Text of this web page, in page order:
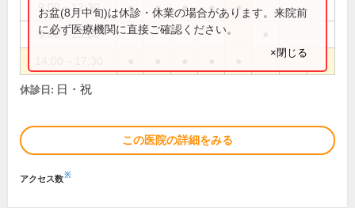
9:00～12:30 ● ● ● ● ●
9:00～13:00
お盆(8月中旬)は休診・休業の場合があります。来院前
に必ず医療機関に直接ご確認ください。
×閉じる
休診日: 日・祝
この医院の詳細をみる
アクセス数※